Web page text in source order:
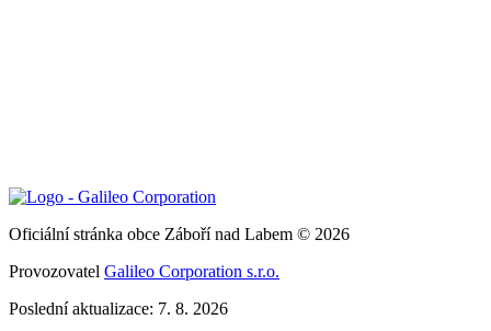
Oficiální stránka obce Záboří nad Labem © 2026
Provozovatel Galileo Corporation s.r.o.
Poslední aktualizace: 7. 8. 2026